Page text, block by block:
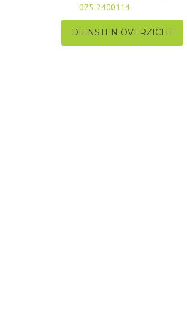
075-2400114
DIENSTEN OVERZICHT